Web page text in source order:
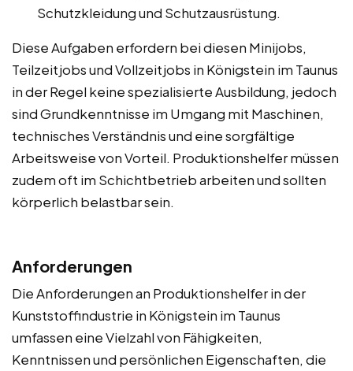
Schutzkleidung und Schutzausrüstung.
Diese Aufgaben erfordern bei diesen Minijobs,
Teilzeitjobs und Vollzeitjobs in Königstein im Taunus
in der Regel keine spezialisierte Ausbildung, jedoch
sind Grundkenntnisse im Umgang mit Maschinen,
technisches Verständnis und eine sorgfältige
Arbeitsweise von Vorteil. Produktionshelfer müssen
zudem oft im Schichtbetrieb arbeiten und sollten
körperlich belastbar sein.
Anforderungen
Die Anforderungen an Produktionshelfer in der
Kunststoffindustrie in Königstein im Taunus
umfassen eine Vielzahl von Fähigkeiten,
Kenntnissen und persönlichen Eigenschaften, die